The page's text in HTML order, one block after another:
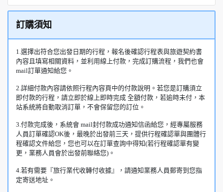
訂購須知
1.選擇出符合您出發日期的行程，報名後確認行程表與旅遊契約書
內容且填寫相關資料，並利用線上付款，完成訂購流程，我們也會
mail訂單通知給您。
2.詳細付款內容請依照行程內容頁中的付款說明。若您是訂購須立
即付款的行程，請立即於線上即時完成 全額付款，若逾時未付，本
站系統將自動取消訂單，不會保留您的訂位。
3.付款完成後，系統會 mail封付款成功通知信函給您，經專屬服務
人員訂單確認OK後，最晚於出發前三天，提供行程確認單與團體行
程確認文件給您，您也可以在訂單查詢中得知(若行程確認單有變
更，業務人員會於出發前聯絡您)。
4.若有需要『旅行業代收轉付收據』，請通知業務人員郵寄到您指
定寄送地址。